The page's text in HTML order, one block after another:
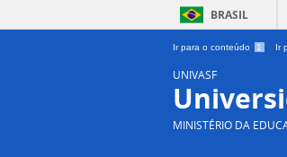
BRASIL
Ir para o conteúdo 1 Ir
UNIVASF
MINISTÉRIO DA